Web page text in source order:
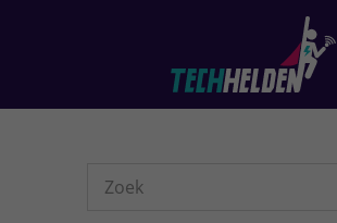
hoofd
Webshop